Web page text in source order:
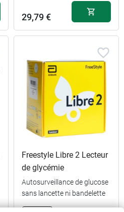
29,79 €
Freestyle Libre 2 Lecteur
de glycémie
Autosurveillance de glucose
sans lancette ni bandelette